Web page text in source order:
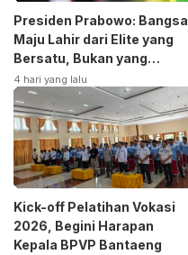
Presiden Prabowo: Bangsa
Maju Lahir dari Elite yang
Bersatu, Bukan yang
Terpecah
4 hari yang lalu
Kick-off Pelatihan Vokasi
2026, Begini Harapan
Kepala BPVP Bantaeng